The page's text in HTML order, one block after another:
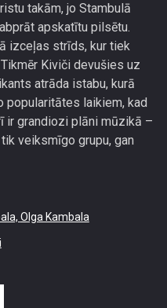
takām, jo Stambulā
apskatītu pilsētu.
izceļas strīds, kur tiek
Kiviči devušies uz
atrāda istabu, kurā
popularitātes laikiem, kad
ir grandiozi plāni mūzikā –
veiksmīgo grupu, gan
Olga Kambala